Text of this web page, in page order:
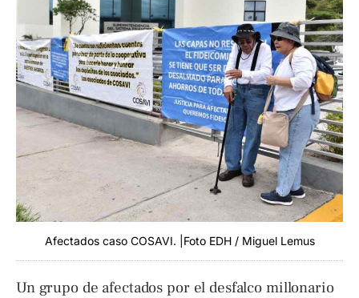
Afectados caso COSAVI. |Foto EDH / Miguel Lemus
Un grupo de afectados por el desfalco millonario